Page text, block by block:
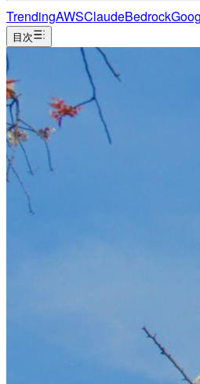
TrendingAWSClaudeBedrock
目次